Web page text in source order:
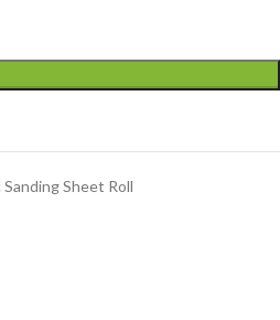
Sheet Roll